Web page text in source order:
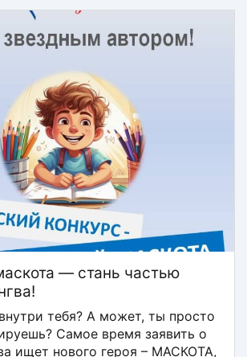
— стань частью
тебя? А может, ты просто
Самое время заявить о
ищет нового героя – МАСКОТА,